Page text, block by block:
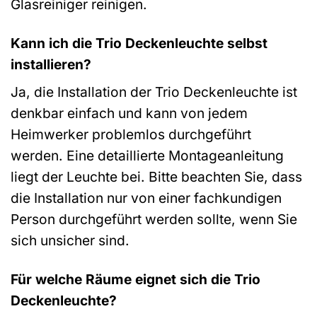
Glasreiniger reinigen.
Kann ich die Trio Deckenleuchte selbst
installieren?
Ja, die Installation der Trio Deckenleuchte ist
denkbar einfach und kann von jedem
Heimwerker problemlos durchgeführt
werden. Eine detaillierte Montageanleitung
liegt der Leuchte bei. Bitte beachten Sie, dass
die Installation nur von einer fachkundigen
Person durchgeführt werden sollte, wenn Sie
sich unsicher sind.
Für welche Räume eignet sich die Trio
Deckenleuchte?